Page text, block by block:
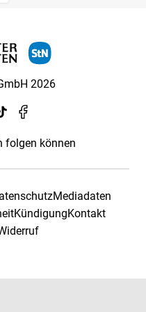
2026
folgen können
Mediadaten
KündigungKontakt